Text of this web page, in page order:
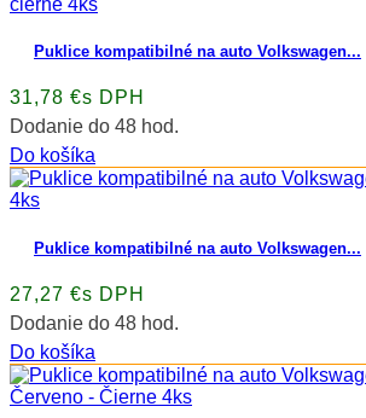
Puklice kompatibilné na auto Volkswagen...
31,78 €s DPH
Dodanie do 48 hod.
Do košíka
Puklice kompatibilné na auto Volkswagen...
27,27 €s DPH
Dodanie do 48 hod.
Do košíka